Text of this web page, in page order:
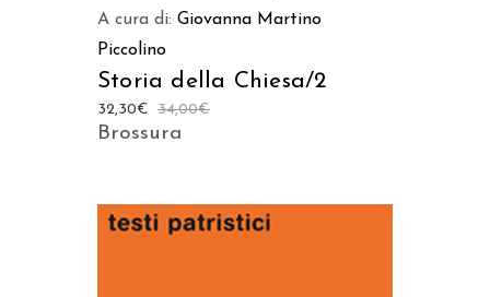
A cura di: Giovanna Martino
Piccolino
Storia della Chiesa/2
34,00€
32,30€
Brossura